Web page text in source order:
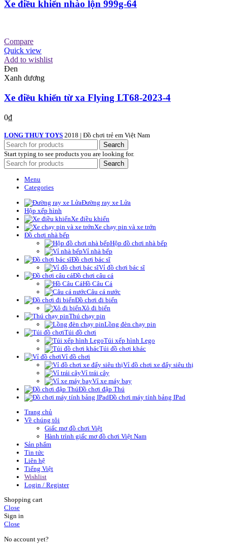
Xe điều khiển nhào lộn 999g-64
Compare
Quick view
Add to wishlist
Đen
Xanh dương
Xe điều khiển từ xa Flying LT68-2023-4
0₫
LONG THUY TOYS 2018 | Đồ chơi trẻ em Việt Nam
Search
Start typing to see products you are looking for.
Search
Menu
Categories
Đường ray xe Lửa
Hộp xếp hình
Xe điều khiển
Xe chạy pin và xe trớn
Đồ chơi nhà bếp
Hộp đồ chơi nhà bếp
Vỉ nhà bếp
Đồ chơi bác sĩ
Vỉ đồ chơi bác sĩ
Đồ chơi câu cá
Hồ Câu Cá
Câu cá nước
Đồ chơi đi biển
Xô đi biển
Thú chạy pin
Lồng đèn chạy pin
Túi đồ chơi
Túi xếp hình Lego
Túi đồ chơi khác
Vỉ đồ chơi
Vỉ đồ chơi xe đẩy siêu thị
Vỉ trái cây
Vỉ xe máy bay
Đồ chơi đập Thú
Đồ chơi máy tính bảng IPad
Trang chủ
Về chúng tôi
Giấc mơ đồ chơi Việt
Hành trình giấc mơ đồ chơi Việt Nam
Sản phẩm
Tin tức
Liên hệ
Tiếng Việt
Wishlist
Login / Register
Shopping cart
Close
Sign in
Close
No account yet?